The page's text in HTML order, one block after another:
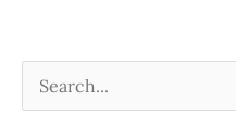
e